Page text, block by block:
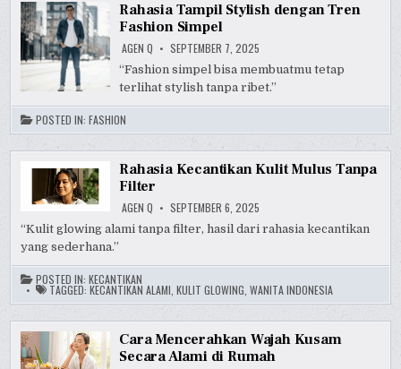
Rahasia Tampil Stylish dengan Tren
Fashion Simpel
AGEN Q SEPTEMBER 7, 2025
“Fashion simpel bisa membuatmu tetap
terlihat stylish tanpa ribet.”
POSTED IN:FASHION
Rahasia Kecantikan Kulit Mulus Tanpa
Filter
AGEN Q SEPTEMBER 6, 2025
“Kulit glowing alami tanpa filter, hasil dari rahasia kecantikan
yang sederhana.”
POSTED IN:KECANTIKAN
TAGGED:KECANTIKAN ALAMI ,KULIT GLOWING ,WANITA INDONESIA
Cara Mencerahkan Wajah Kusam
Secara Alami di Rumah